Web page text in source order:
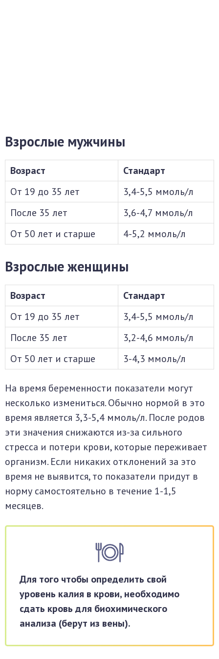
Взрослые мужчины
Возраст
Стандарт
От 19 до 35 лет
3,4-5,5 ммоль/л
После 35 лет
3,6-4,7 ммоль/л
От 50 лет и старше
4-5,2 ммоль/л
Взрослые женщины
Возраст
Стандарт
От 19 до 35 лет
3,4-5,5 ммоль/л
После 35 лет
3,2-4,6 ммоль/л
От 50 лет и старше
3-4,3 ммоль/л
На время беременности показатели могут
несколько измениться. Обычно нормой в это
время является 3,3-5,4 ммоль/л. После родов
эти значения снижаются из-за сильного
стресса и потери крови, которые переживает
организм. Если никаких отклонений за это
время не выявится, то показатели придут в
норму самостоятельно в течение 1-1,5
месяцев.
Для того чтобы определить свой
уровень калия в крови, необходимо
сдать кровь для биохимического
анализа (берут из вены).